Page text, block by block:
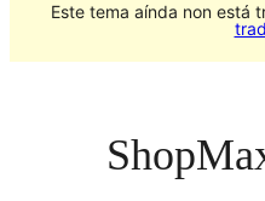
Este tema aínda non está